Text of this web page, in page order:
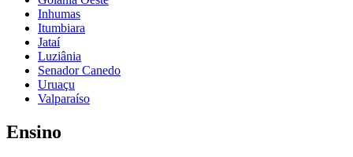
Inhumas
Itumbiara
Jataí
Luziânia
Senador Canedo
Uruaçu
Valparaíso
Ensino